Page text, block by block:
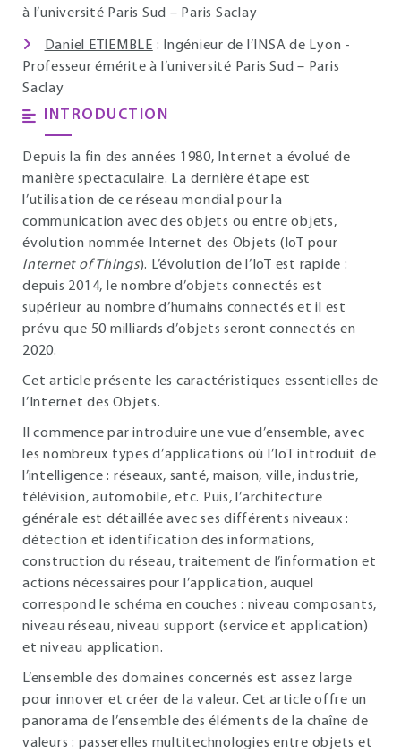
à l’université Paris Sud – Paris Saclay
Daniel ETIEMBLE : Ingénieur de l’INSA de Lyon -
Professeur émérite à l’université Paris Sud – Paris
Saclay
INTRODUCTION
Depuis la fin des années 1980, Internet a évolué de
manière spectaculaire. La dernière étape est
l’utilisation de ce réseau mondial pour la
communication avec des objets ou entre objets,
évolution nommée Internet des Objets (IoT pour
Internet of Things). L’évolution de l’IoT est rapide :
depuis 2014, le nombre d’objets connectés est
supérieur au nombre d’humains connectés et il est
prévu que 50 milliards d’objets seront connectés en
2020.
Cet article présente les caractéristiques essentielles de
l’Internet des Objets.
Il commence par introduire une vue d’ensemble, avec
les nombreux types d’applications où l’IoT introduit de
l’intelligence : réseaux, santé, maison, ville, industrie,
télévision, automobile, etc. Puis, l’architecture
générale est détaillée avec ses différents niveaux :
détection et identification des informations,
construction du réseau, traitement de l’information et
actions nécessaires pour l’application, auquel
correspond le schéma en couches : niveau composants,
niveau réseau, niveau support (service et application)
et niveau application.
L’ensemble des domaines concernés est assez large
pour innover et créer de la valeur. Cet article offre un
panorama de l’ensemble des éléments de la chaîne de
valeurs : passerelles multitechnologies entre objets et